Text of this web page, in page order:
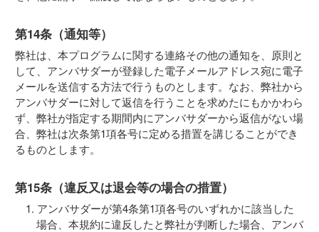
第14条（通知等）
弊社は、本プログラムに関する連絡その他の通知を、原則と
して、アンバサダーが登録した電子メールアドレス宛に電子
メールを送信する方法で行うものとします。なお、弊社から
アンバサダーに対して返信を行うことを求めたにもかかわら
ず、弊社が指定する期間内にアンバサダーから返信がない場
合、弊社は次条第1項各号に定める措置を講じることができ
るものとします。
第15条（違反又は退会等の場合の措置）
アンバサダーが第4条第1項各号のいずれかに該当した
場合、本規約に違反したと弊社が判断した場合、アンバ